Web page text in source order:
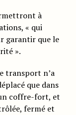
à
« qui
garantir que le
».
transport n’a
que dans
coffre-fort, et
fermé et